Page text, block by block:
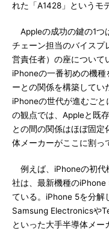
れた「A1428」というモ
Appleの成功の鍵の1つ
チェーン担当のバイスプ
営責任者）の座について
iPhoneの一番初めの機
ーとの関係を構築してい
iPhoneの世代が進むご
の観点では、Appleと既
との間の関係はほぼ固
体メーカーがここに割っ
例えば、iPhoneの初代
社は、最新機種の
ている。iPhone 5を分解
Samsung Electronicsや
といった大手半導体メ